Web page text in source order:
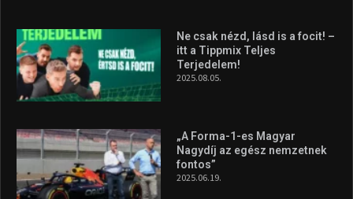
Ne csak nézd, lásd is a focit! –
itt a Tippmix Teljes
Terjedelem!
2025.08.05.
„A Forma-1-es Magyar
Nagydíj az egész nemzetnek
fontos”
2025.06.19.